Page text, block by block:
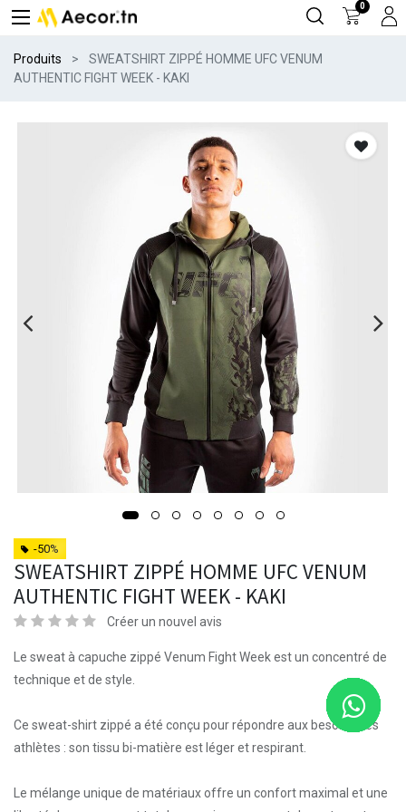
0
Produits
SWEATSHIRT ZIPPÉ HOMME UFC VENUM
AUTHENTIC FIGHT WEEK - KAKI
-50%
SWEATSHIRT ZIPPÉ HOMME UFC VENUM
AUTHENTIC FIGHT WEEK - KAKI
Créer un nouvel avis
Le sweat à capuche zippé Venum Fight Week est un concentré de
technique et de style.
Ce sweat-shirt zippé a été conçu pour répondre aux besoins des
athlètes : son tissu bi-matière est léger et respirant.
Le mélange unique de matériaux offre un confort maximal et une